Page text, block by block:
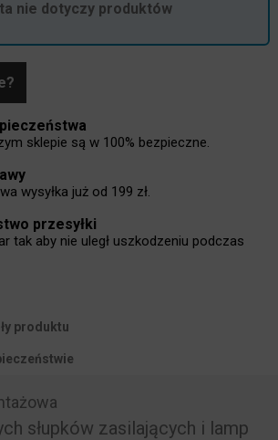
nie dotyczy produktów
sklepie są w 100% bezpieczne.
wysyłka już od 199 zł.
przesyłki
tak aby nie uległ uszkodzeniu podczas
produktu
słupków zasilających i lamp